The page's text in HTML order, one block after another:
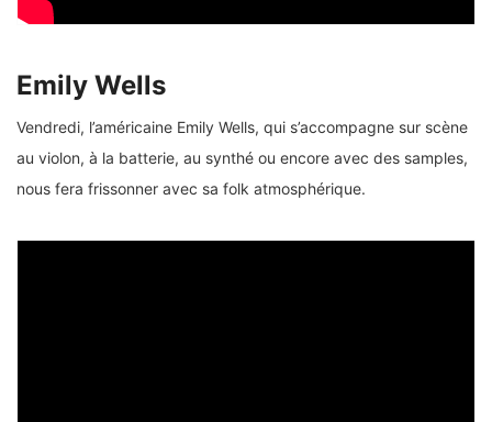
Emily Wells
Vendredi, l’américaine Emily Wells, qui s’accompagne sur scène
au violon, à la batterie, au synthé ou encore avec des samples,
nous fera frissonner avec sa folk atmosphérique.